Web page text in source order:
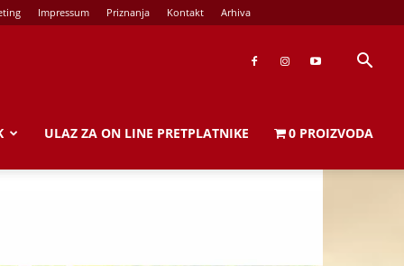
Impressum Priznanja Kontakt Arhiva
ULAZ ZA ON LINE PRETPLATNIKE 0 PROIZVODA